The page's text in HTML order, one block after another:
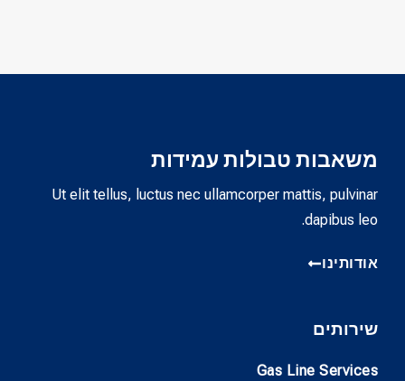
משאבות טבולות עמידות
Ut elit tellus, luctus nec ullamcorper mattis, pulvinar
dapibus leo.
אודותינו
שירותים
Gas Line Services